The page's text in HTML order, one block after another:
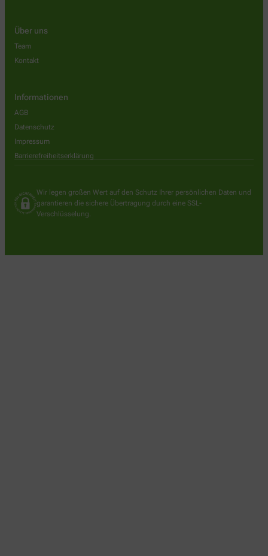
Über uns
Team
Kontakt
Informationen
AGB
Datenschutz
Impressum
Barrierefreiheitserklärung
Wir legen großen Wert auf den Schutz Ihrer persönlichen Daten und
garantieren die sichere Übertragung durch eine SSL-
Verschlüsselung.